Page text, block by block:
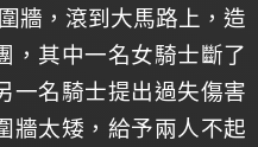
牆，滾到大馬路上，造
，其中一名女騎士斷了
一名騎士提出過失傷害
牆太矮，給予兩人不起